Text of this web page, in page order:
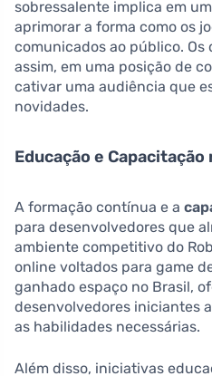
sobressalente implica em
aprimorar a forma como os
comunicados ao público. Os
assim, em uma posição de
cativar uma audiência que
novidades.
Educação e
A formação contínua e a
para desenvolvedores que
ambiente competitivo do
online voltados para game
ganhado espaço no Brasil,
desenvolvedores iniciantes
as habilidades necessárias.
Além disso, iniciativas